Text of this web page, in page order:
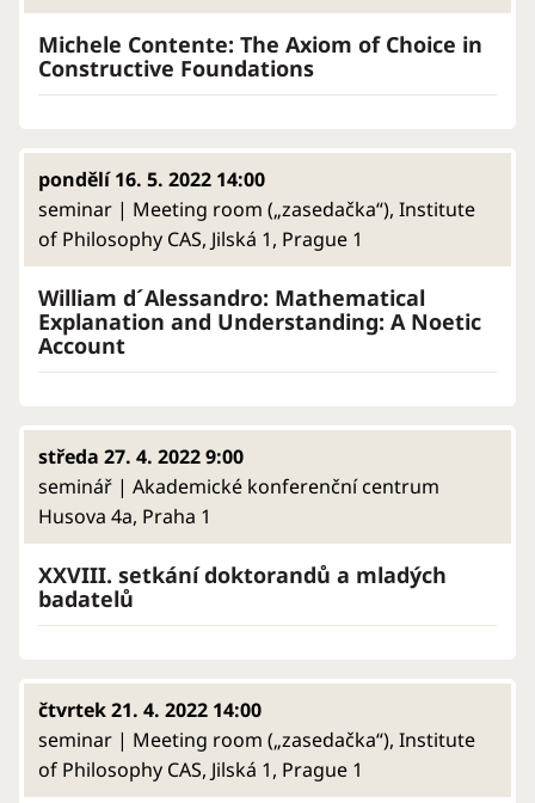
Michele Contente: The Axiom of Choice in
Constructive Foundations
pondělí 16. 5. 2022 14:00
seminar | Meeting room („zasedačka“), Institute
of Philosophy CAS, Jilská 1, Prague 1
William d´Alessandro: Mathematical
Explanation and Understanding: A Noetic
Account
středa 27. 4. 2022 9:00
seminář | Akademické konferenční centrum
Husova 4a, Praha 1
XXVIII. setkání doktorandů a mladých
badatelů
čtvrtek 21. 4. 2022 14:00
seminar | Meeting room („zasedačka“), Institute
of Philosophy CAS, Jilská 1, Prague 1